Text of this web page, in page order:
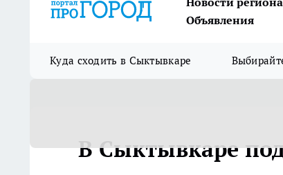
Объявления
Куда сходить в Сыктывкаре
В Сыктывкаре